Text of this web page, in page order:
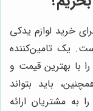
خرید لوازم یدکی
یک تامین‌کننده
با بهترین قیمت و
باید بتواند
به مشتریان ارائه